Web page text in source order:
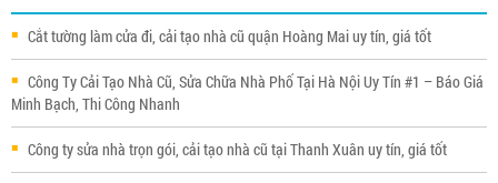
Cắt tường làm cửa đi, cải tạo nhà cũ quận Hoàng Mai uy tín, giá tốt
Công Ty Cải Tạo Nhà Cũ, Sửa Chữa Nhà Phố Tại Hà Nội Uy Tín #1 – Báo Giá
Minh Bạch, Thi Công Nhanh
Công ty sửa nhà trọn gói, cải tạo nhà cũ tại Thanh Xuân uy tín, giá tốt